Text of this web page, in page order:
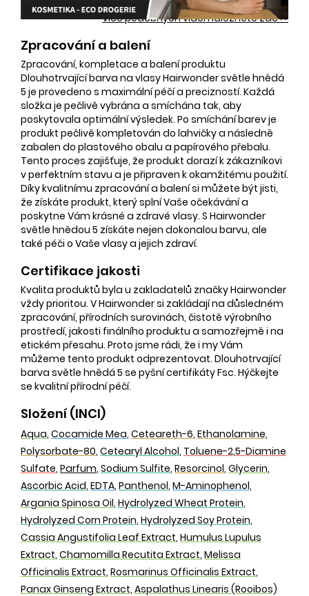
Více podobných videí naleznete zde >>
Zpracování a balení
Zpracování, kompletace a balení produktu
Dlouhotrvající barva na vlasy Hairwonder světle hnědá
5 je provedeno s maximální péčí a precizností. Každá
složka je pečlivě vybrána a smíchána tak, aby
poskytovala optimální výsledek. Po smíchání barev je
produkt pečlivě kompletován do lahvičky a následně
zabalen do plastového obalu a papírového přebalu.
Tento proces zajišťuje, že produkt dorazí k zákazníkovi
v perfektním stavu a je připraven k okamžitému použití.
Díky kvalitnímu zpracování a balení si můžete být jisti,
že získáte produkt, který splní Vaše očekávání a
poskytne Vám krásné a zdravé vlasy. S Hairwonder
světle hnědou 5 získáte nejen dokonalou barvu, ale
také péči o Vaše vlasy a jejich zdraví.
Certifikace jakosti
Kvalita produktů byla u zakladatelů značky Hairwonder
vždy prioritou. V Hairwonder si zakládají na důsledném
zpracování, přírodních surovinách, čistotě výrobního
prostředí, jakosti finálního produktu a samozřejmě i na
etickém přesahu. Proto jsme rádi, že i my Vám
můžeme tento produkt odprezentovat. Dlouhotrvající
barva světle hnědá 5 se pyšní certifikáty Fsc. Hýčkejte
se kvalitní přírodní péčí.
Složení (INCI)
Aqua, Cocamide Mea, Ceteareth-6, Ethanolamine,
Polysorbate-80, Cetearyl Alcohol, Toluene-2,5-Diamine
Sulfate, Parfum, Sodium Sulfite, Resorcinol, Glycerin,
Ascorbic Acid, EDTA, Panthenol, M-Aminophenol,
Argania Spinosa Oil, Hydrolyzed Wheat Protein,
Hydrolyzed Corn Protein, Hydrolyzed Soy Protein,
Cassia Angustifolia Leaf Extract, Humulus Lupulus
Extract, Chamomilla Recutita Extract, Melissa
Officinalis Extract, Rosmarinus Officinalis Extract,
Panax Ginseng Extract, Aspalathus Linearis (Rooibos)